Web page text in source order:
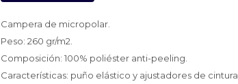
Campera de micropolar.
Peso: 260 gr/m2.
Composición: 100% poliéster anti-peeling.
Características: puño elástico y ajustadores de cintura.